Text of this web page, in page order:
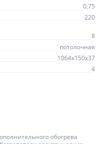
0,75
220
8
потолочная
1064x150x37
4
обогрева